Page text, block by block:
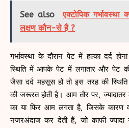
See also
एक्टोपिक
लक्षण कौन-से है ?
गर्भावस्था के दौरान पेट में हल्का दर्द
स्थिति में आपके पेट में लगातार और पेट
जैसा दर्द महसूस हो तो इस तरह की
की जरूरत होती है। आम तौर पर,
का या फिर आम लगता है, जिसके कारण
नजरअंदाज कर देती हैं, जो काफी ज्यादा